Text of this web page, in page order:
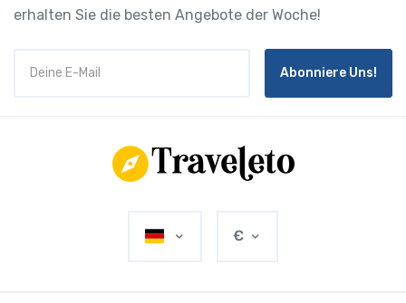
erhalten Sie die besten Angebote der Woche!
Abonniere Uns!
€